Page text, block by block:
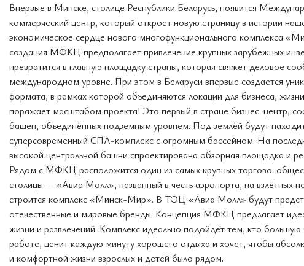
Впервые в Минске, столице Республики Беларусь, появится
коммерческий центр, который откроет новую страницу в истории
экономическое сердце нового многофункционального комплекса
создания МФКЦ предполагает привлечение крупных зарубежных
превратится в главную площадку страны, которая свяжет деловое
международном уровне. При этом в Беларуси впервые создается
формата, в рамках которой объединяются локации для бизнеса,
поражает масштабом проекта! Это первый в стране бизнес-центр,
башен, объединённых подземным уровнем. Под землёй будут
суперсовременный СПА-комплекс с огромным бассейном. На
высокой центральной башни спроектирована обзорная площадка и
Рядом с МФКЦ расположится один из самых крупных торгово-
столицы — «Авиа Молл», названный в честь аэропорта, на взлётных
строится комплекс «Минск-Мир». В ТОЦ «Авиа Молл» будут
отечественные и мировые бренды. Концепция МФКЦ предлагает
жизни и развлечений. Комплекс идеально подойдёт тем, кто большую
работе, ценит каждую минуту хорошего отдыха и хочет, чтобы
и комфортной жизни взрослых и детей было рядом.